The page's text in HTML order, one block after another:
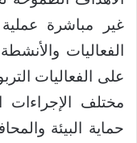
غير مباشرة
الفعاليات
على الفعاليات
مختلف الإجراءات
حماية البيئة